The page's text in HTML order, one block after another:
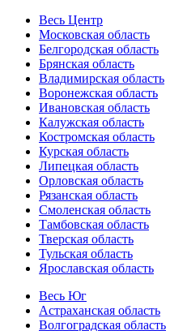
Весь Центр
Московская область
Белгородская область
Брянская область
Владимирская область
Воронежская область
Ивановская область
Калужская область
Костромская область
Курская область
Липецкая область
Орловская область
Рязанская область
Смоленская область
Тамбовская область
Тверская область
Тульская область
Ярославская область
Весь Юг
Астраханская область
Волгоградская область